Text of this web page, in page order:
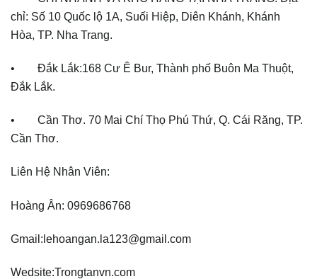
chỉ: Số 10 Quốc lộ 1A, Suối Hiệp, Diên Khánh, Khánh
Hòa, TP. Nha Trang.
• Đắk Lắk:168 Cư Ê Bur, Thành phố Buôn Ma Thuột,
Đắk Lắk.
• Cần Thơ. 70 Mai Chí Thọ Phú Thứ, Q. Cái Răng, TP.
Cần Thơ.
Liên Hệ Nhân Viên:
Hoàng Ân: 0969686768
Gmail:lehoangan.la123@gmail.com
Wedsite:Trongtanvn.com